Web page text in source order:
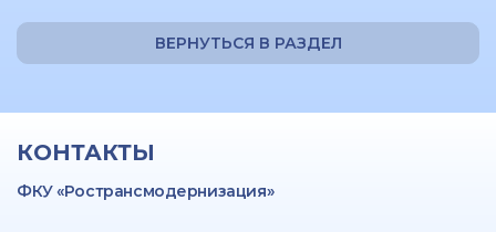
ВЕРНУТЬСЯ В РАЗДЕЛ
КОНТАКТЫ
ФКУ «Ространсмодернизация»